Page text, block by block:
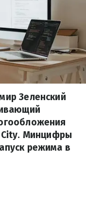
Зеленский
City. Минцифры
режима в